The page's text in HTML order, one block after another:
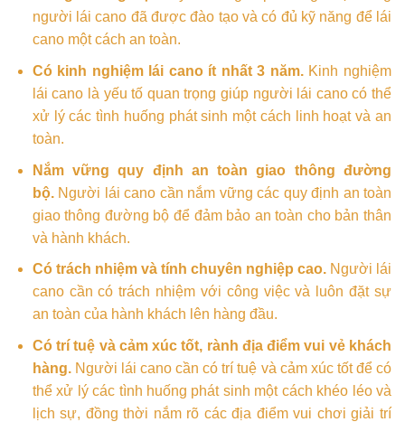
người lái cano đã được đào tạo và có đủ kỹ năng để lái
cano một cách an toàn.
Có kinh nghiệm lái cano ít nhất 3 năm.Kinh nghiệm
lái cano là yếu tố quan trọng giúp người lái cano có thể
xử lý các tình huống phát sinh một cách linh hoạt và an
toàn.
Nắm vững quy định an toàn giao thông đường
bộ.Người lái cano cần nắm vững các quy định an toàn
giao thông đường bộ để đảm bảo an toàn cho bản thân
và hành khách.
Có trách nhiệm và tính chuyên nghiệp cao.Người lái
cano cần có trách nhiệm với công việc và luôn đặt sự
an toàn của hành khách lên hàng đầu.
Có trí tuệ và cảm xúc tốt, rành địa điểm vui vẻ khách
hàng.Người lái cano cần có trí tuệ và cảm xúc tốt để có
thể xử lý các tình huống phát sinh một cách khéo léo và
lịch sự, đồng thời nắm rõ các địa điểm vui chơi giải trí